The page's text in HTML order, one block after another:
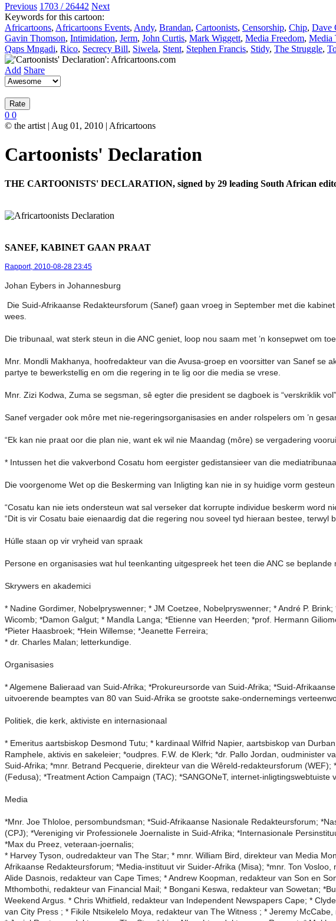
Previous 1703 / 26442 Next
Keywords for this cartoon:
Africartoons, Africartoons Events, Andy, Brandan, Cartoonists, Censorship, Chip, Dave
Gavin Thomson, Intimidation, Jerm, John Curtis, Mark Wiggett, Media Freedom, Media
Qaps Mngadi, Rico, Secrecy Bill, Siwela, Stent, Stephen Francis, Stidy, The Struggle,
Add Share
0 0
© the artist | Aug 01, 2010 | Africartoons
Cartoonists' Declaration
THE CARTOONISTS' DECLARATION, signed by 29 leading South African
SANEF, KABINET GAAN PRAAT
Rapport, 2010-08-28 23:45
Johan Eybers in Johannesburg
Die Suid-Afrikaanse Redakteursforum (Sanef) gaan vroeg in September met die
wees.
Die tribunaal, wat sterk steun in die ANC geniet, loop nou saam met ’n konsepwet om
Mnr. Mondli Makhanya, hoofredakteur van die Avusa-groep en voorsitter van Sanef se
partye te bewerkstellig en om die regering in te lig oor die media se vrese.
Mnr. Zizi Kodwa, Zuma se segsman, sê egter die president se dagboek is “verskriklik
Sanef vergader ook môre met nie-regeringsorganisasies en ander rolspelers om ’n
“Ek kan nie praat oor die plan nie, want ek wil nie Maandag (môre) se vergadering
* Intussen het die vakverbond Cosatu hom eergister gedistansieer van die
Die voorgenome Wet op die Beskerming van Inligting kan nie in sy huidige vorm
“Cosatu kan nie iets ondersteun wat sal verseker dat korrupte individue beskerm word
“Dit is vir Cosatu baie eienaardig dat die regering nou soveel tyd hieraan bestee,
Húlle staan op vir vryheid van spraak
Persone en organisasies wat hul teenkanting uitgespreek het teen die ANC se
Skrywers en akademici
* Nadine Gordimer, Nobelpryswenner; * JM Coetzee, Nobelpryswenner; * André P.
Wicomb; *Damon Galgut; * Mandla Langa; *Etienne van Heerden; *prof. Hermann
*Pieter Haasbroek; *Hein Willemse; *Jeanette Ferreira;
* dr. Charles Malan; letterkundige.
Organisasies
* Algemene Balieraad van Suid-Afrika; *Prokureursorde van Suid-Afrika; *Suid-
uitvoerende beamptes van 80 van Suid-Afrika se grootste sake-ondernemings
Politiek, die kerk, aktiviste en internasionaal
* Emeritus aartsbiskop Desmond Tutu; * kardinaal Wilfrid Napier, aartsbiskop van
Ramphele, aktivis en sakeleier; *oudpres. F.W. de Klerk; *dr. Pallo Jordan, oudminister
Suid-Afrika; *mnr. Betrand Pecquerie, direkteur van die Wêreld-redakteursforum
(Fedusa); *Treatment Action Campaign (TAC); *SANGONeT, internet-
Media
*Mnr. Joe Thloloe, persombundsman; *Suid-Afrikaanse Nasionale Redakteursforum;
(CPJ); *Vereniging vir Professionele Joernaliste in Suid-Afrika; *Internasionale
*Max du Preez, veteraan-joernalis;
* Har­vey Tyson, oudredakteur van The Star; * mnr. William Bird, direkteur van Media
Afrikaanse Redakteursforum; *Media-instituut vir Suider-Afrika (Misa); *mnr. Ton
Alide Dasnois, redakteur van Cape Times; * Andrew Koopman, redakteur van Son en
Mthombothi, redakteur van Financial Mail; * Bongani Keswa, redakteur van Sowetan;
Week­end Argus. * Chris Whitfield, redakteur van Independent Newspapers Cape; *
van City Press ; * Fikile Ntsikelelo Moya, redakteur van The Witness ; * Jeremy